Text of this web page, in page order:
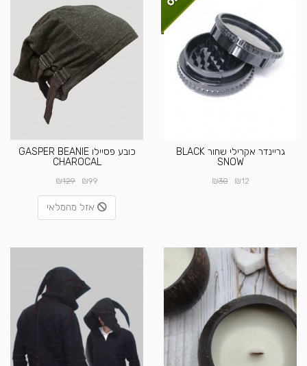
גריינדר אקרילי שחור BLACK
SNOW
₪12
₪30
כובע פסיילו GASPER BEANIE
CHAROCAL
₪99
₪129
אזל מהמלאי